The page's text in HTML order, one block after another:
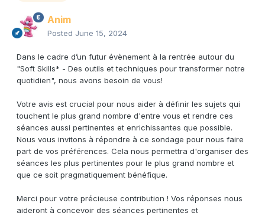
Anim
Posted June 15, 2024
Dans le cadre d’un futur évènement à la rentrée autour du
"Soft Skills* - Des outils et techniques pour transformer notre
quotidien", nous avons besoin de vous!
Votre avis est crucial pour nous aider à définir les sujets qui
touchent le plus grand nombre d'entre vous et rendre ces
séances aussi pertinentes et enrichissantes que possible.
Nous vous invitons à répondre à ce sondage pour nous faire
part de vos préférences. Cela nous permettra d'organiser des
séances les plus pertinentes pour le plus grand nombre et
que ce soit pragmatiquement bénéfique.
Merci pour votre précieuse contribution ! Vos réponses nous
aideront à concevoir des séances pertinentes et